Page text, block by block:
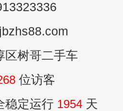
区树哥二手车
位访客
稳定运行 1954 天